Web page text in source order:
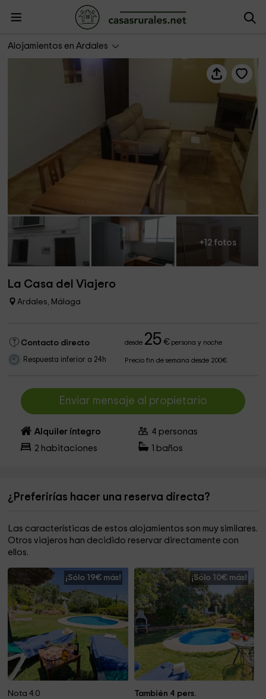
Alojamientos en Ardales
La Casa del Viajero
+12 fotos
La Casa del Viajero
Ardales, Málaga
Contacto directo desde 25 €persona y noche
Respuesta inferior a 24h Precio fin de semana desde 200€
Enviar mensaje al propietario
Alquiler íntegro 4 personas
2 habitaciones baños
¿Preferirías hacer una reserva directa?
Las características de estos alojamientos son muy similares.
Otros viajeros han decidido reservar directamente con
ellos.
¡Sólo 19€ más!
Nota 4.0
¡Sólo 10€ más!
También 4 pers.